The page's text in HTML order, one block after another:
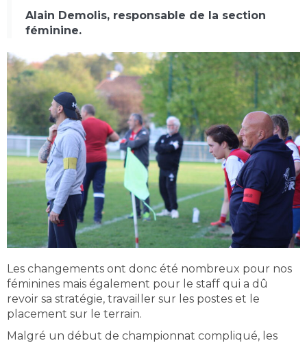
Alain Demolis, responsable de la section
féminine.
Les changements ont donc été nombreux pour nos
féminines mais également pour le staff qui a dû
revoir sa stratégie, travailler sur les postes et le
placement sur le terrain.
Malgré un début de championnat compliqué, les